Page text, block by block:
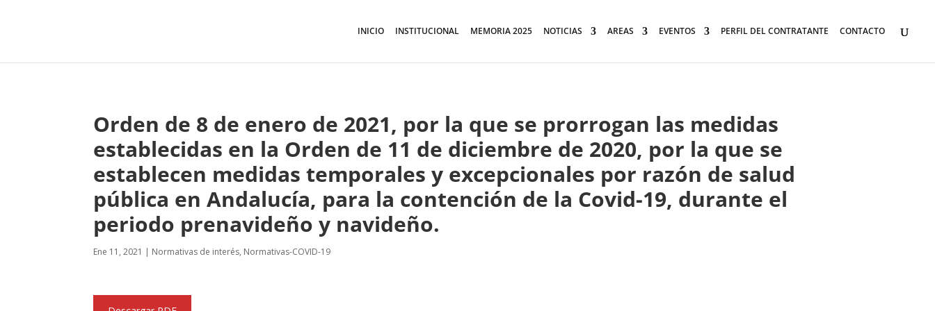
INICIO INSTITUCIONAL MEMORIA 2025 NOTICIAS AREAS EVENTOS PERFIL DEL CONTRATANTE CONTACTO
Orden de 8 de enero de 2021, por la que se prorrogan las medidas
establecidas en la Orden de 11 de diciembre de 2020, por la que se
establecen medidas temporales y excepcionales por razón de salud
pública en Andalucía, para la contención de la Covid-19, durante el
periodo prenavideño y navideño.
Ene 11, 2021 | Normativas de interés, Normativas-COVID-19